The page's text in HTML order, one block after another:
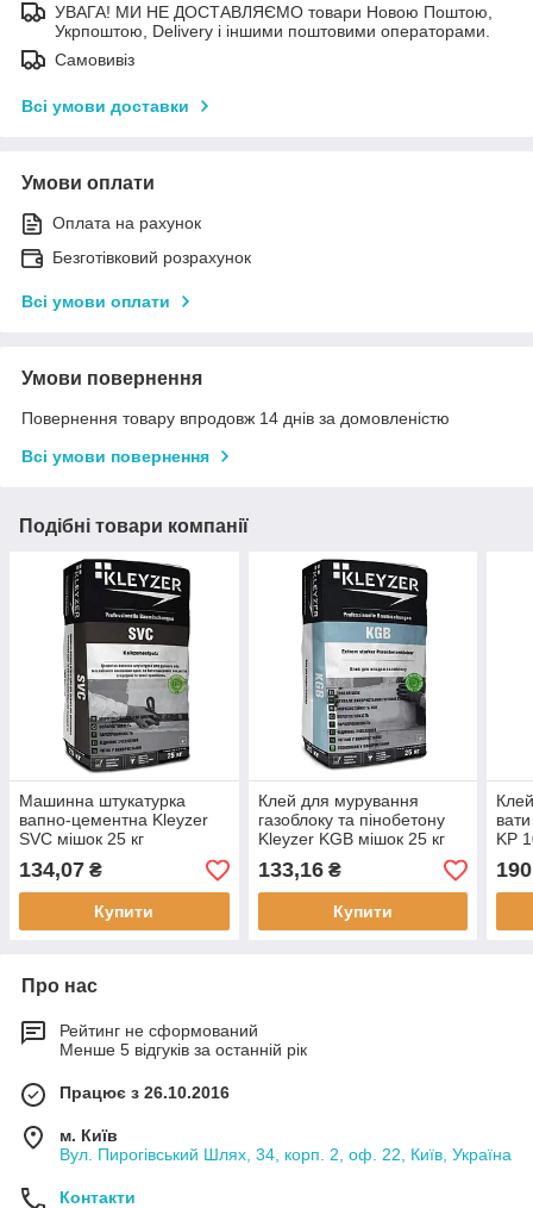
УВАГА! МИ НЕ ДОСТАВЛЯЄМО товари Новою Поштою,
Укрпоштою, Delivery і іншими поштовими операторами.
Самовивіз
Всі умови доставки
Умови оплати
Оплата на рахунок
Безготівковий розрахунок
Всі умови оплати
Умови повернення
Повернення товару впродовж 14 днів за домовленістю
Всі умови повернення
Подібні товари компанії
Машинна штукатурка
вапно-цементна Kleyzer
SVC мішок 25 кг
134,07 ₴
Купити
Клей для мурування
газоблоку та пінобетону
Kleyzer KGB мішок 25 кг
133,16₴
Купити
KP
Про нас
Рейтинг не сформований
Менше 5 відгуків за останній рік
Працює з 26.10.2016
м. Київ
Вул. Пирогівський Шлях, 34, корп. 2, оф. 22, Київ, Україна
Контакти